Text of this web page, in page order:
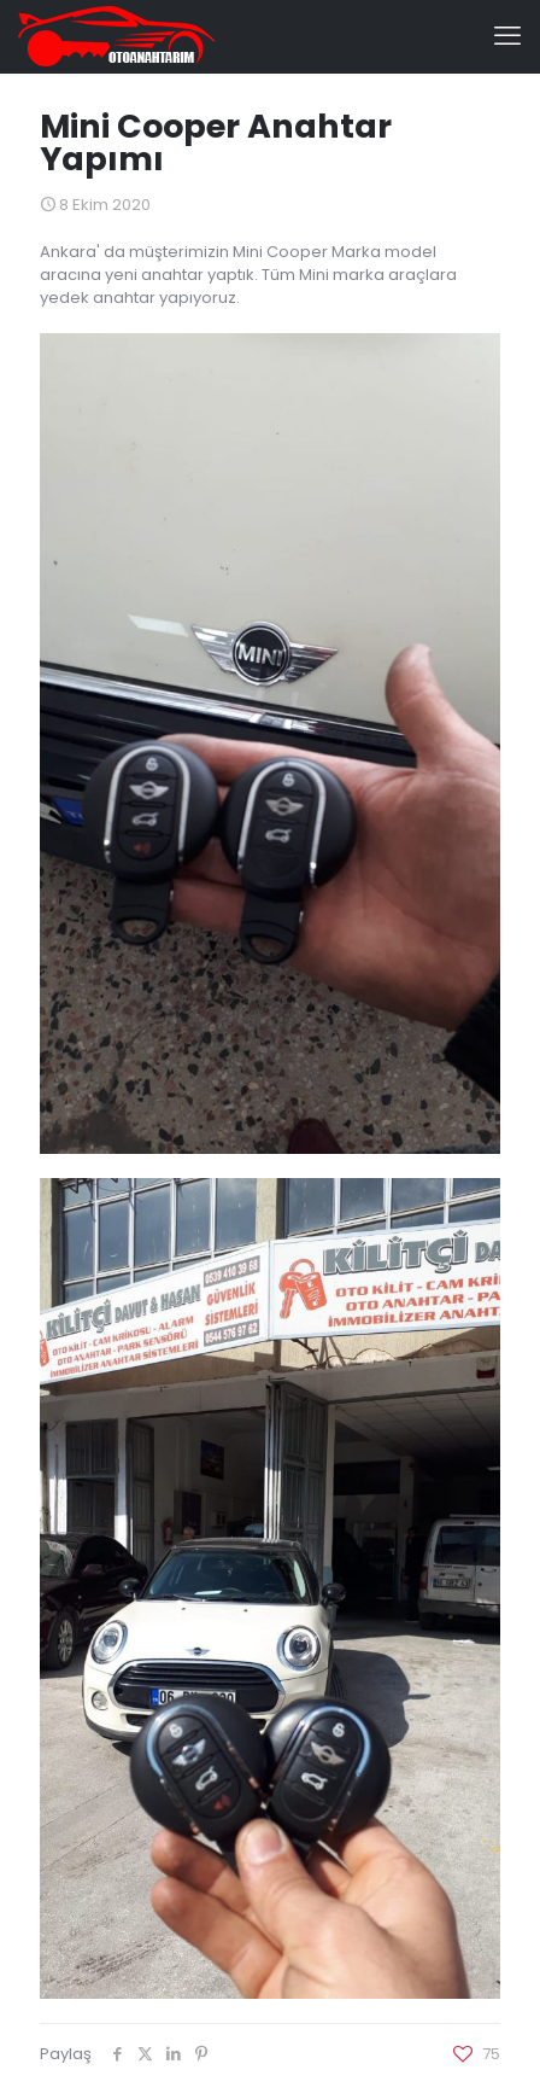
Mini Cooper Anahtar
Yapımı
8 Ekim 2020
Ankara' da müşterimizin Mini Cooper Marka model
aracına yeni anahtar yaptık. Tüm Mini marka araçlara
yedek anahtar yapıyoruz.
Paylaş 75